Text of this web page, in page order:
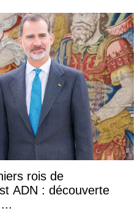
rois de
ADN : découverte